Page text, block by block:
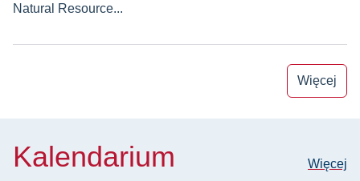
Natural Resource...
Więcej
Kalendarium Więcej